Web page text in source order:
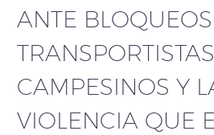
ANTE
CAMPESINOS Y
VIOLENCIA QUE